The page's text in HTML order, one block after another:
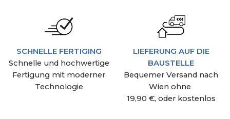
SCHNELLE FERTIGING
Schnelle und hochwertige
Fertigung mit moderner
Technologie
LIEFERUNG AUF DIE
BAUSTELLE
Bequemer Versand nach
Wien ohne
19,90 €, oder kostenlos